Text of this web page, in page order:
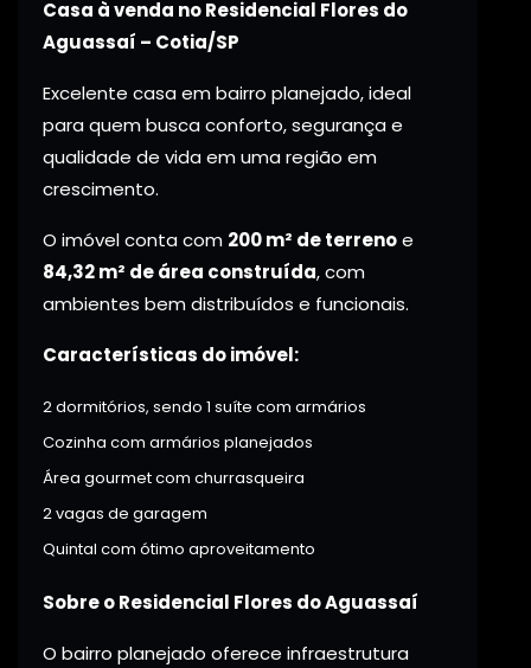
Casa à venda no Residencial Flores do
Aguassaí – Cotia/SP
Excelente casa em bairro planejado, ideal
para quem busca conforto, segurança e
qualidade de vida em uma região em
crescimento.
O imóvel conta com 200 m² de terrenoe
84,32 m² de área construída, com
ambientes bem distribuídos e funcionais.
Características do imóvel:
2 dormitórios, sendo 1 suíte com armários
Cozinha com armários planejados
Área gourmet com churrasqueira
2 vagas de garagem
Quintal com ótimo aproveitamento
Sobre o Residencial Flores do Aguassaí
O bairro planejado oferece infraestrutura